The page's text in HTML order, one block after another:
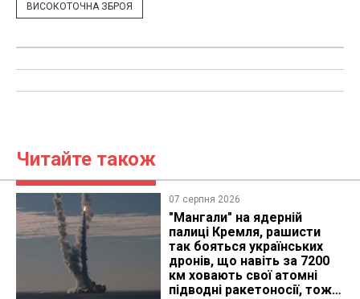
ВИСОКОТОЧНА ЗБРОЯ
Читайте також
07 серпня 2026
"Мангали" на ядерній
палиці Кремля, рашисти
так бояться українських
дронів, що навіть за 7200
км ховають свої атомні
підводні ракетоносії, тож